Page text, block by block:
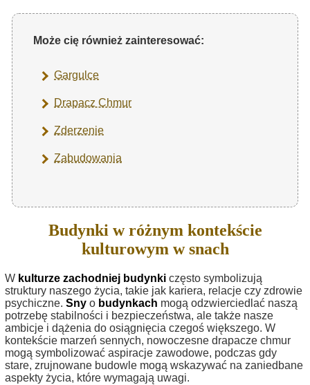
Może cię również zainteresować:
Gargulce
Drapacz Chmur
Zderzenie
Zabudowania
Budynki w różnym kontekście
kulturowym w snach
W kulturze zachodniej budynki często symbolizują
struktury naszego życia, takie jak kariera, relacje czy zdrowie
psychiczne. Sny o budynkach mogą odzwierciedlać naszą
potrzebę stabilności i bezpieczeństwa, ale także nasze
ambicje i dążenia do osiągnięcia czegoś większego. W
kontekście marzeń sennych, nowoczesne drapacze chmur
mogą symbolizować aspiracje zawodowe, podczas gdy
stare, zrujnowane budowle mogą wskazywać na zaniedbane
aspekty życia, które wymagają uwagi.